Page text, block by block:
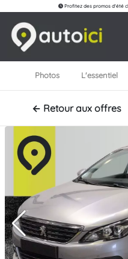
Profitez des promos d'été
Photos L'essentiel
← Retour aux offres